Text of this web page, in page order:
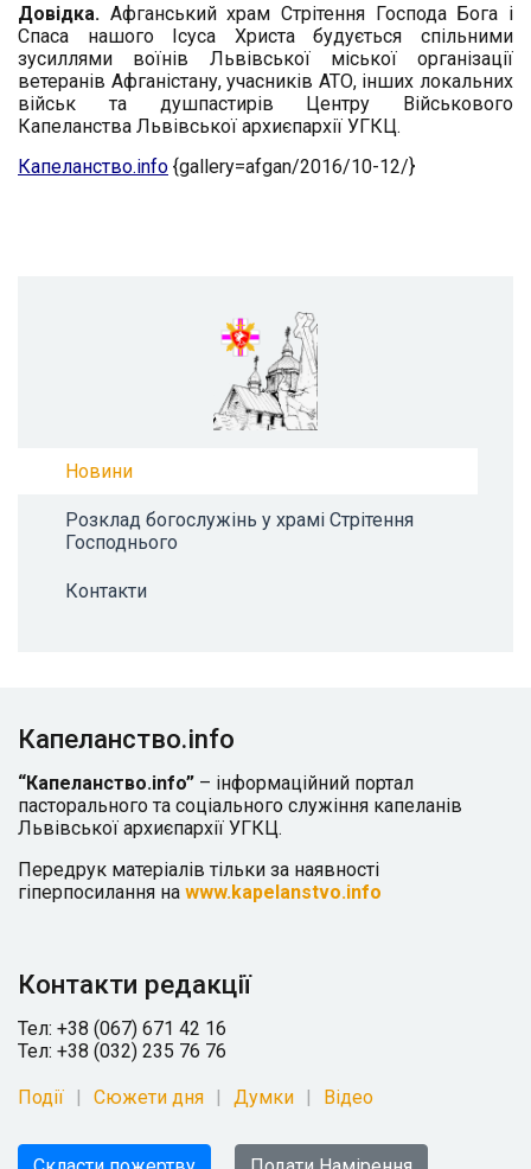
Довідка. Афганський храм Стрітення Господа Бога і
Спаса нашого Ісуса Христа будується спільними
зусиллями воїнів Львівської міської організації
ветеранів Афганістану, учасників АТО, інших локальних
військ та душпастирів Центру Військового
Капеланства Львівської архиєпархії УГКЦ.
Капеланство.info {gallery=afgan/2016/10-12/}
Новини
Розклад богослужінь у храмі Стрітення
Господнього
Контакти
Капеланство.info
“Капеланство.info” – інформаційний портал
пасторального та соціального служіння капеланів
Львівської архиєпархії УГКЦ.
Передрук матеріалів тільки за наявності
гіперпосилання на www.kapelanstvo.info
Контакти редакції
Тел: +38 (067) 671 42 16
Тел: +38 (032) 235 76 76
Події Сюжети дня Думки Відео